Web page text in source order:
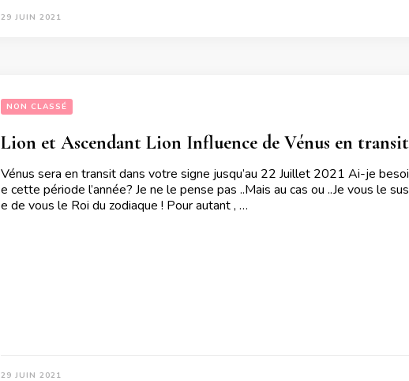
29 JUIN 2021
NON CLASSÉ
Lion et Ascendant Lion Influence de Vénus en transit
Vénus sera en transit dans votre signe jusqu’au 22 Juillet 2021 Ai-je
e cette période l’année? Je ne le pense pas ..Mais au cas ou ..Je vous le
e de vous le Roi du zodiaque ! Pour autant , …
29 JUIN 2021